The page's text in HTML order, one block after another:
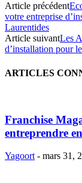
Article précédent
votre entreprise
Laurentides
Article suivantLes
d’installation pour
ARTICLES
Franchise
entreprendre
Yagoort - mars 31,